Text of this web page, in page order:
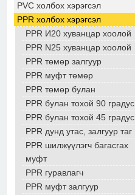
PVC холбох хэрэгсэл
PPR холбох хэрэгсэл
PPR И20 хуванцар хоолой
PPR N25 хуванцар хоолой
PPR төмөр залгуур
PPR муфт төмөр
PPR төмөр булан
PPR булан тохой 90 градус
PPR булан тохой 45 градус
PPR дунд утас, залгуур таг
PPR шилжүүлэгч багасгах
муфт
PPR гуравлагч
PPR муфт залгуур